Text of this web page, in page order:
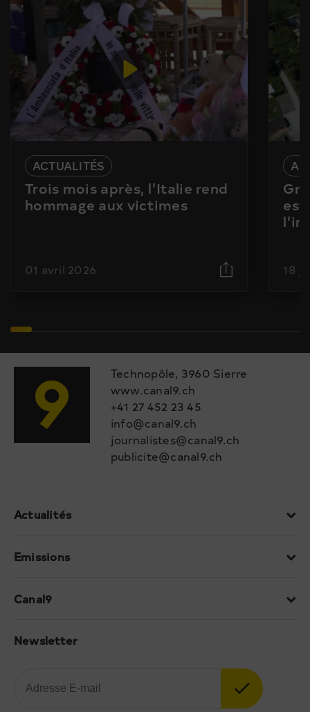
ACTUALITÉS
Trois mois après, l’Italie rend
hommage aux victimes
01 avril 2026
est
18
Technopôle, 3960 Sierre
www.canal9.ch
+41 27 452 23 45
info@canal9.ch
journalistes@canal9.ch
publicite@canal9.ch
Actualités
Emissions
Canal9
Newsletter